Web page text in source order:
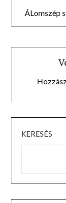
ÁLomszép
KERESÉS